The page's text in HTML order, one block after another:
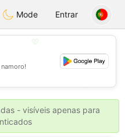
Dating
Mode Entrar
💕
- visíveis apenas para